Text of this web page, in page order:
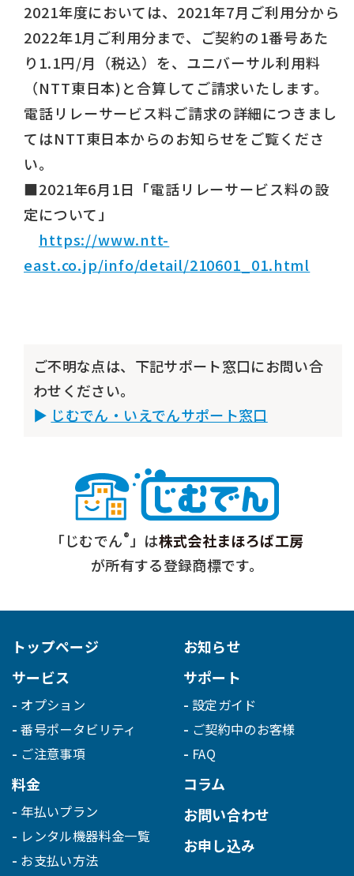
2021年度においては、2021年7月ご利用分から
2022年1月ご利用分まで、ご契約の1番号あた
り1.1円/月（税込）を、ユニバーサル利用料
（NTT東日本)と合算してご請求いたします。
電話リレーサービス料ご請求の詳細につきまし
てはNTT東日本からのお知らせをご覧くださ
い。
■2021年6月1日「電話リレーサービス料の設
定について」
https://www.ntt-
east.co.jp/info/detail/210601_01.html
ご不明な点は、下記サポート窓口にお問い合
わせください。
じむでん・いえでんサポート窓口
「じむでん® 」は株式会社まほろば工房
が所有する登録商標です。
トップページ
サービス
オプション
番号ポータビリティ
ご注意事項
料金
年払いプラン
レンタル機器料金一覧
お支払い方法
お知らせ
サポート
設定ガイド
ご契約中のお客様
FAQ
コラム
お問い合わせ
お申し込み